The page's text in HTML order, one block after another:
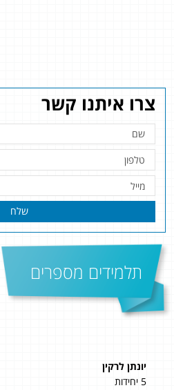
צרו איתנו קשר
שלח
תלמידים מספרים